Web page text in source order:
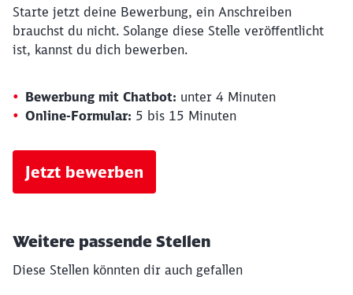
Starte jetzt deine Bewerbung, ein Anschreiben
brauchst du nicht. Solange diese Stelle veröffentlicht
ist, kannst du dich bewerben.
Bewerbung mit Chatbot: unter 4 Minuten
Online-Formular: 5 bis 15 Minuten
Jetzt bewerben
Weitere passende Stellen
Diese Stellen könnten dir auch gefallen